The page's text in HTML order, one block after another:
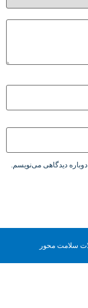
دیدگاهی می‌نویسم.
سلامت محور